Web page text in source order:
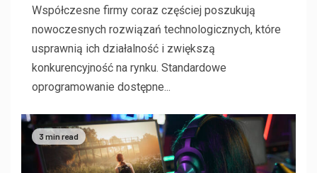
Współczesne firmy coraz częściej poszukują
nowoczesnych rozwiązań technologicznych, które
usprawnią ich działalność i zwiększą
konkurencyjność na rynku. Standardowe
oprogramowanie dostępne...
3 min read